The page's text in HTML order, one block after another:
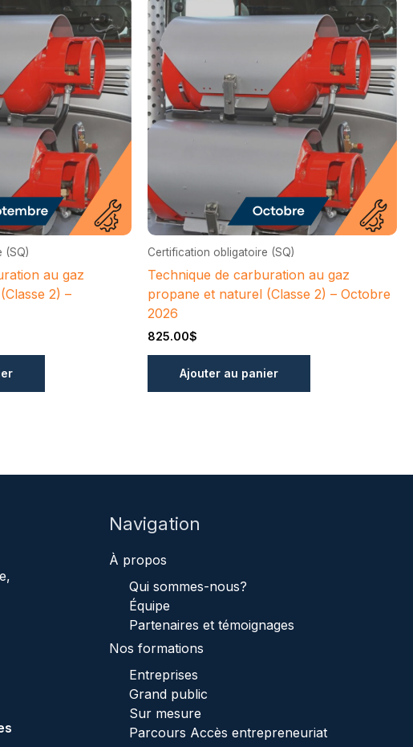
(SQ)
au gaz
2) –
Certification obligatoire (SQ)
Technique de carburation au gaz
propane et naturel (Classe 2) – Octobre
2026
825.00$
Ajouter au panier
Navigation
À propos
Qui sommes-nous?
Équipe
Partenaires et témoignages
Nos formations
Entreprises
Grand public
Sur mesure
Parcours Accès entrepreneuriat